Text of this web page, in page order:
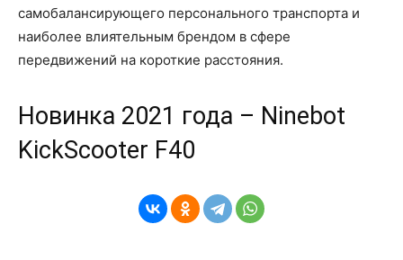
самобалансирующего персонального транспорта и
наиболее влиятельным брендом в сфере
передвижений на короткие расстояния.
Новинка 2021 года – Ninebot
KickScooter F40